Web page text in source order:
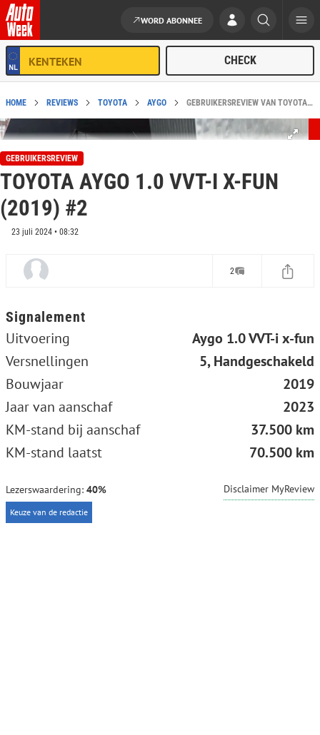
Ga naar de inhoud
WORD ABONNEE
HOME REVIEWS TOYOTA AYGO GEBRUIKERSREVIEW VAN TOYOTA AYGO 1.0 VVT-I X-FUN (2019) #2
GEBRUIKERSREVIEW
TOYOTA AYGO 1.0 VVT-I X-FUN
(2019) #2
23 juli 2024 • 08:32
2
Signalement
Uitvoering
Aygo 1.0 VVT-i x-fun
Versnellingen
5, Handgeschakeld
Bouwjaar
2019
Jaar van aanschaf
2023
KM-stand bij aanschaf
37.500 km
KM-stand laatst
70.500 km
Lezerswaardering: 40%
Keuze van de redactie
Disclaimer MyReview